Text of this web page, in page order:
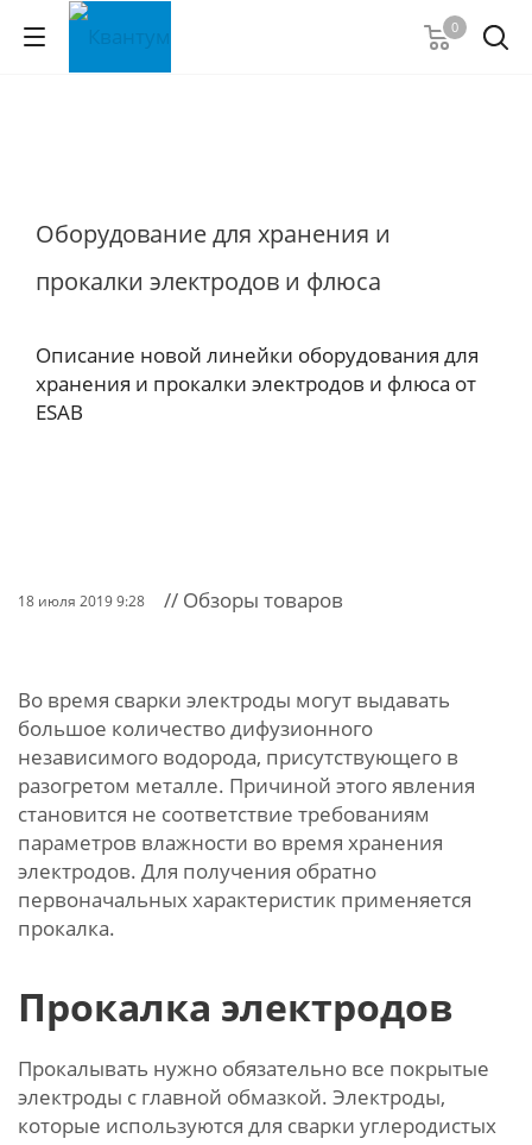
0
Оборудование для хранения и
прокалки электродов и флюса
Описание новой линейки оборудования для
хранения и прокалки электродов и флюса от
ESAB
18 июля 2019 9:28 // Обзоры товаров
Во время сварки электроды могут выдавать
большое количество дифузионного
независимого водорода, присутствующего в
разогретом металле. Причиной этого явления
становится не соответствие требованиям
параметров влажности во время хранения
электродов. Для получения обратно
первоначальных характеристик применяется
прокалка.
Прокалка электродов
Прокалывать нужно обязательно все покрытые
электроды с главной обмазкой. Электроды,
которые используются для сварки углеродистых